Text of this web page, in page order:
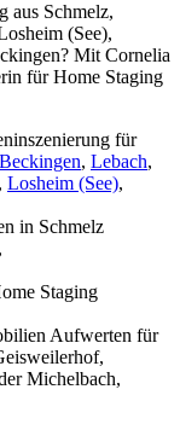
aus Schmelz,
(See),
Mit Cornelia
für Home Staging
für
Beckingen, Lebach,
, Losheim (See),
in Schmelz
Staging
Aufwerten für
Michelbach,